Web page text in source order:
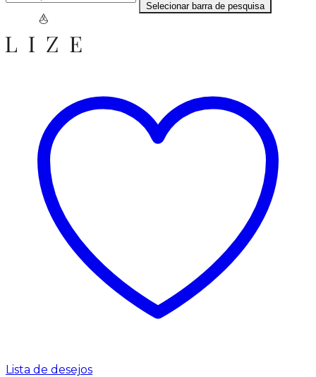
Selecionar barra de pesquisa
Lista de desejos